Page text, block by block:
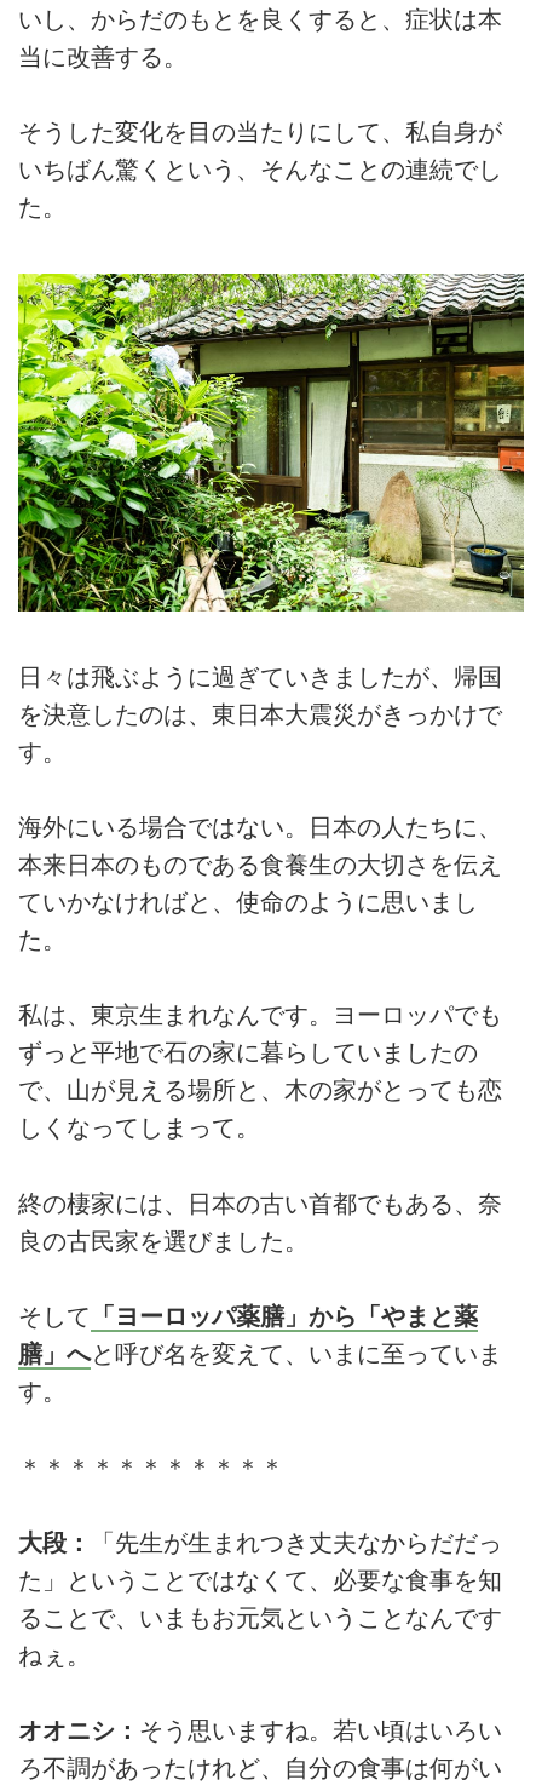
いし、からだのもとを良くすると、症状は本
当に改善する。
そうした変化を目の当たりにして、私自身が
いちばん驚くという、そんなことの連続でし
た。
日々は飛ぶように過ぎていきましたが、帰国
を決意したのは、東日本大震災がきっかけで
す。
海外にいる場合ではない。日本の人たちに、
本来日本のものである食養生の大切さを伝え
ていかなければと、使命のように思いまし
た。
私は、東京生まれなんです。ヨーロッパでも
ずっと平地で石の家に暮らしていましたの
で、山が見える場所と、木の家がとっても恋
しくなってしまって。
終の棲家には、日本の古い首都でもある、奈
良の古民家を選びました。
そして 「ヨーロッパ薬膳」から「やまと薬
膳」へと呼び名を変えて、いまに至っていま
す。
＊＊＊＊＊＊＊＊＊＊＊
大段：
「先生が生まれつき丈夫なからだだっ
た」ということではなくて、必要な食事を知
ることで、いまもお元気ということなんです
ねぇ。
オオニシ： そう思いますね。若い頃はいろい
ろ不調があったけれど、自分の食事は何がい